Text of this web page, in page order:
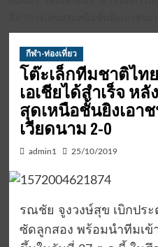
กีฬา-ท่องเที่ยว
โต๊ะเล็กทีมชาติไ
เอเชียได้สำเร็จ ห
สุดเหนือชั้นยิงเอา
เวียดนาม 2-0
admin1 25/10/2019
รณชัย จูงวงษ์สุข เบิกปร
ซัดลูกสอง พร้อมนำทีมเข้